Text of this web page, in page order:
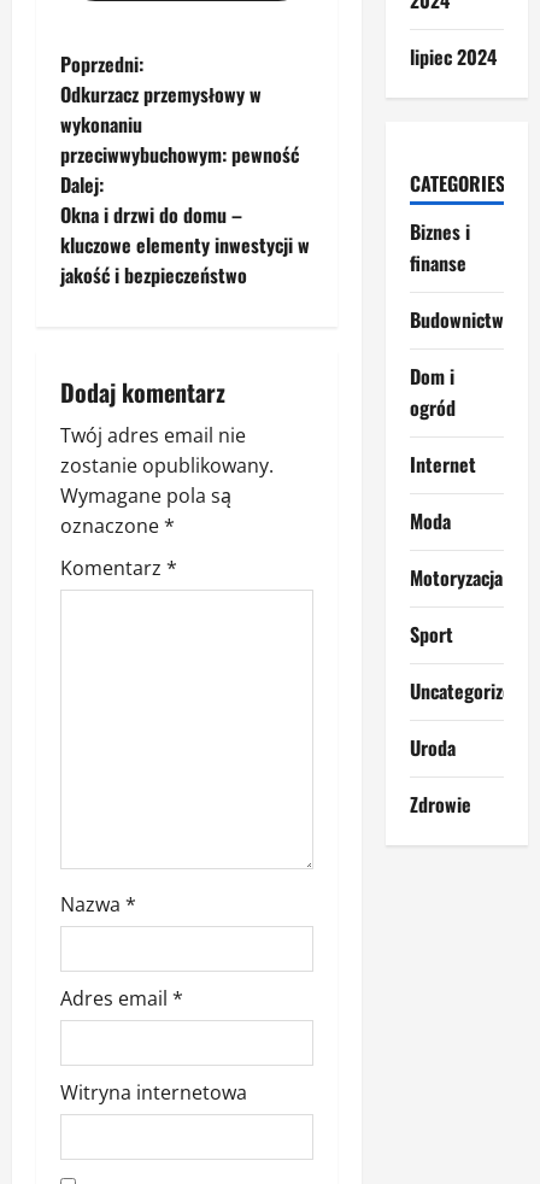
Z
o
b
a
c
w
p
i
s
y
Poprzedni:
Odkurzacz przemysłowy w
wykonaniu
przeciwwybuchowym: pewność
Dalej:
Okna i drzwi do domu –
kluczowe elementy inwestycji w
jakość i bezpieczeństwo
Dodaj komentarz
Twój adres email nie
zostanie opublikowany.
Wymagane pola są
oznaczone*
Komentarz *
Nazwa *
Adres email *
Witryna internetowa
lipiec 2024
CATEGORIES
Biznes i
finanse
Budownictwo
Dom i
ogród
Internet
Moda
Motoryzacja
Sport
Uncategorized
Uroda
Zdrowie